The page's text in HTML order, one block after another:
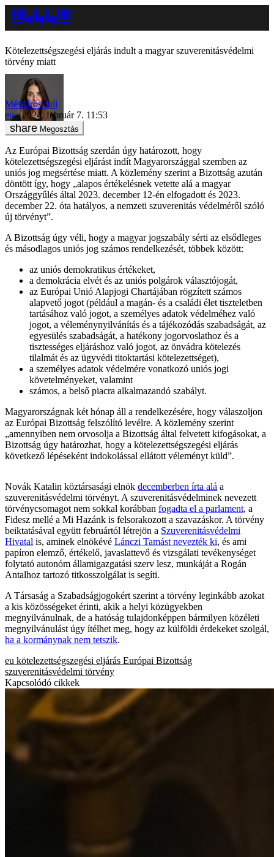
Kötelezettségszegési eljárás indult a magyar szuverenitásvédelmi
törvény miatt
Mészáros Juli
eu
2024. február 7. 11:53
Megosztás
Az Európai Bizottság szerdán úgy határozott, hogy
kötelezettségszegési eljárást indít Magyarországgal szemben az
uniós jog megsértése miatt. A közlemény szerint a Bizottság azután
döntött így, hogy „alapos értékelésnek vetette alá a magyar
Országgyűlés által 2023. december 12-én elfogadott és 2023.
december 22. óta hatályos, a nemzeti szuverenitás védelméről szóló
új törvényt”.
A Bizottság úgy véli, hogy a magyar jogszabály sérti az elsődleges
és másodlagos uniós jog számos rendelkezését, többek között:
az uniós demokratikus értékeket,
a demokrácia elvét és az uniós polgárok választójogát,
az Európai Unió Alapjogi Chartájában rögzített számos
alapvető jogot (például a magán- és a családi élet tiszteletben
tartásához való jogot, a személyes adatok védelméhez való
jogot, a véleménynyilvánítás és a tájékozódás szabadságát, az
egyesülés szabadságát, a hatékony jogorvoslathoz és a
tisztességes eljáráshoz való jogot, az önvádra kötelezés
tilalmát és az ügyvédi titoktartási kötelezettséget),
a személyes adatok védelmére vonatkozó uniós jogi
követelményeket, valamint
számos, a belső piacra alkalmazandó szabályt.
Magyarországnak két hónap áll a rendelkezésére, hogy válaszoljon
az Európai Bizottság felszólító levélre. A közlemény szerint
„amennyiben nem orvosolja a Bizottság által felvetett kifogásokat, a
Bizottság úgy határozhat, hogy a kötelezettségszegési eljárás
következő lépéseként indokolással ellátott véleményt küld”.
Novák Katalin köztársasági elnök decemberben írta alá a
szuverenitásvédelmi törvényt. A szuverenitásvédelminek nevezett
törvénycsomagot nem sokkal korábban fogadta el a parlament, a
Fidesz mellé a Mi Hazánk is felsorakozott a szavazáskor. A törvény
beiktatásával együtt februártól létrejön a Szuverenitásvédelmi
Hivatal is, aminek elnökévé Lánczi Tamást nevezték ki, és ami
papíron elemző, értékelő, javaslattevő és vizsgálati tevékenységet
folytató autonóm államigazgatási szerv lesz, munkáját a Rogán
Antalhoz tartozó titkosszolgálat is segíti.
A Társaság a Szabadságjogokért szerint a törvény leginkább azokat
a kis közösségeket érinti, akik a helyi közügyekben
megnyilvánulnak, de a hatóság tulajdonképpen bármilyen közéleti
megnyilvánulást úgy ítélhet meg, hogy az külföldi érdekeket szolgál,
ha a kormánynak nem tetszik.
eu kötelezettségszegési eljárás Európai Bizottság
szuverenitásvédelmi törvény
Kapcsolódó cikkek